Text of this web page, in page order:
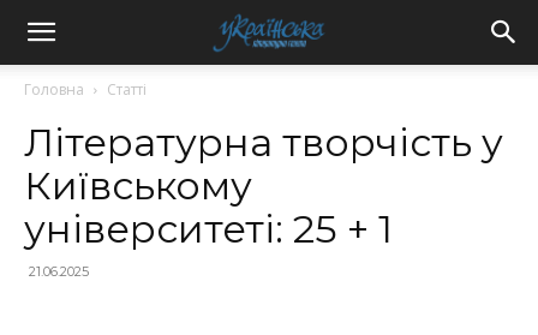
Головна Статті
Літературна творчість у
Київському
університеті: 25 + 1
21.06.2025